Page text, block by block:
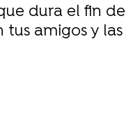
dura el fin de
tus amigos y las